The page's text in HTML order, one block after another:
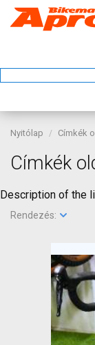
Nyitólap Címkék
Címkék
Description of the
Rendezés: